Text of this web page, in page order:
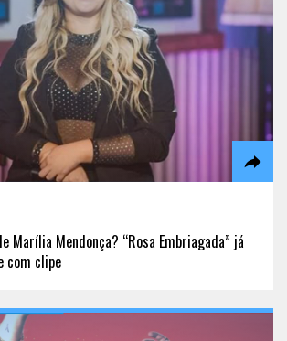
Marília Mendonça? “Rosa Embriagada” já
com clipe